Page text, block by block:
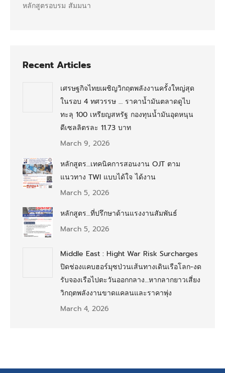
หลักสูตรอบรม สัมมนา
Recent Articles
เศรษฐกิจไทยเผชิญวิกฤตพลังงานครั้งใหญ่สุด
ในรอบ 4 ทศวรรษ … ราคาน้ำมันตลาดดูไบ
ทะลุ 100 เหรียญสหรัฐ กองทุนน้ำมันอุดหนุน
ดีเซลลิตรละ 11.73 บาท
March 9, 2026
หลักสูตร…เทคนิคการสอนงาน OJT ตาม
แนวทาง TWI แบบได้ใจ ได้งาน
March 5, 2026
หลักสูตร…ที่ปรึกษาด้านแรงงานสัมพันธ์
March 5, 2026
Middle East : Hight War Risk Surcharges
ปิดช่องแคบฮอร์มุซป่วนเส้นทางเดินเรือโลก-งด
รับจองเรือไปตะวันออกกลาง…หากลากยาวเสี่ยง
วิกฤตพลังงานขาดแคลนและราคาพุ่ง
March 4, 2026